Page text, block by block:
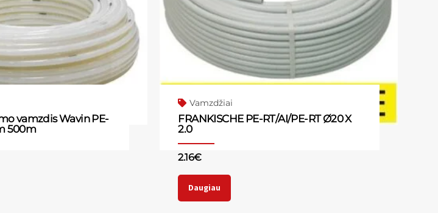
vamzdis Wavin PE-
500m
Vamzdžiai
FRANKISCHE PE-RT/AI/PE-RT Ø20 X
2.0
2.16€
Daugiau